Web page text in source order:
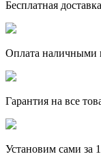
Бесплатная
Оплата наличными
Гарантия на все
Установим сами за